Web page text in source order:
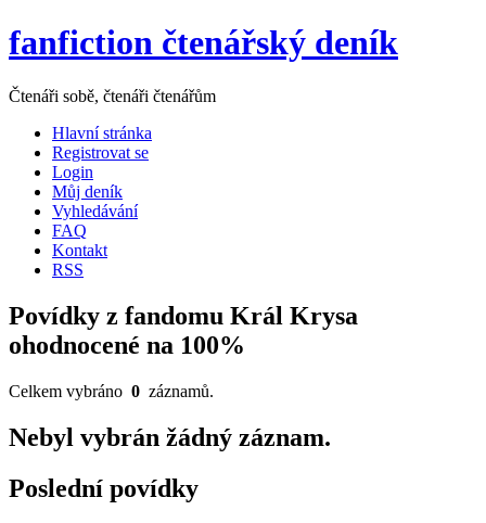
fanfiction čtenářský deník
Čtenáři sobě, čtenáři čtenářům
Hlavní stránka
Registrovat se
Login
Můj deník
Vyhledávání
FAQ
Kontakt
RSS
Povídky z fandomu Král Krysa
ohodnocené na 100%
Celkem vybráno 0 záznamů.
Nebyl vybrán žádný záznam.
Poslední povídky